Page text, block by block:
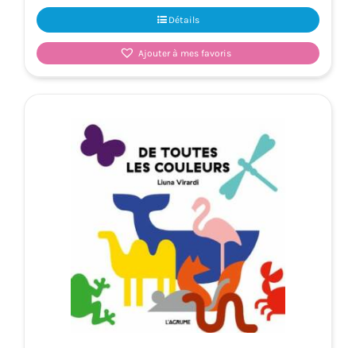
Détails
Ajouter à mes favoris